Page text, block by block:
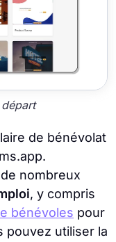
de bénévolat
nombreux
, y compris
bénévoles pour
pouvez utiliser la